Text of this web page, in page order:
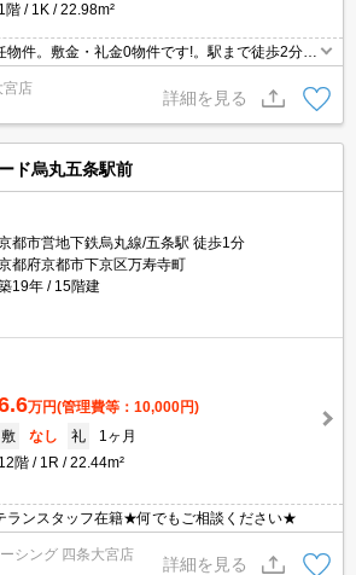
1階
1K 22.98m²
物件。敷金・礼金0物件です!。駅まで徒歩2分圏
無料。2口ガスコンロ付。独立洗面台が便利。T
屋根付駐輪場。
宮店
詳細を見る
ド烏丸五条駅前
都市営地下鉄烏丸線/五条駅 徒歩1分
都府京都市下京区万寿寺町
19年
15階建
万円(管理費等：10,000円)
敷
なし 礼
1ヶ月
12階
1R 22.44m²
ランスタッフ在籍★何でもご相談ください★
シング 四条大宮店
詳細を見る